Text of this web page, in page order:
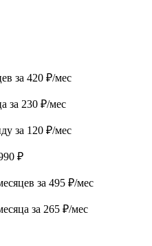
за 420 ₽/мес
за 230 ₽/мес
за 120 ₽/мес
₽
за 495 ₽/мес
за 265 ₽/мес